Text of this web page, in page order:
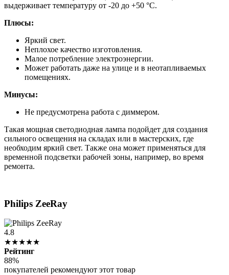
выдерживает температуру от -20 до +50 °C.
Плюсы:
Яркий свет.
Неплохое качество изготовления.
Малое потребление электроэнергии.
Может работать даже на улице и в неотапливаемых
помещениях.
Минусы:
Не предусмотрена работа с диммером.
Такая мощная светодиодная лампа подойдет для создания
сильного освещения на складах или в мастерских, где
необходим яркий свет. Также она может применяться для
временной подсветки рабочей зоны, например, во время
ремонта.
Philips ZeeRay
4.8
★★★★★
Рейтинг
88%
покупателей рекомендуют этот товар